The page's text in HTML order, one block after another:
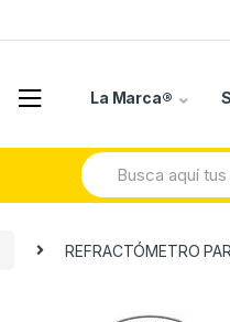
La Marca®
Search
for:
REFRACTÓMETRO